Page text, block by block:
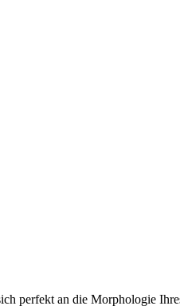
an die Morphologie